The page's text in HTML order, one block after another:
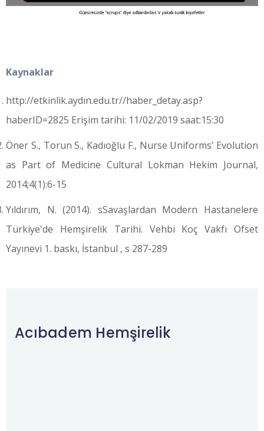
Kaynaklar
http://etkinlik.aydın.edu.tr//haber_detay.asp?
haberID=2825 Erişim tarihi: 11/02/2019 saat:15:30
Öner S., Torun S., Kadıoğlu F., Nurse Uniforms’ Evolution
as Part of Medicine Cultural Lokman Hekim Journal,
2014;4(1):6-15
Yıldırım, N. (2014). sSavaşlardan Modern Hastanelere
Türkiye'de Hemşirelik Tarihi. Vehbi Koç Vakfı Ofset
Yayınevi 1. baskı, İstanbul , s 287-289
Acıbadem Hemşirelik